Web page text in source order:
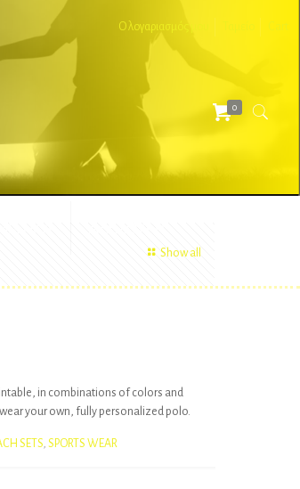
Ο λογαριασμός μου
0
Show all
in combinations of colors and
your own, fully personalized polo.
SETS,SPORTS WEAR